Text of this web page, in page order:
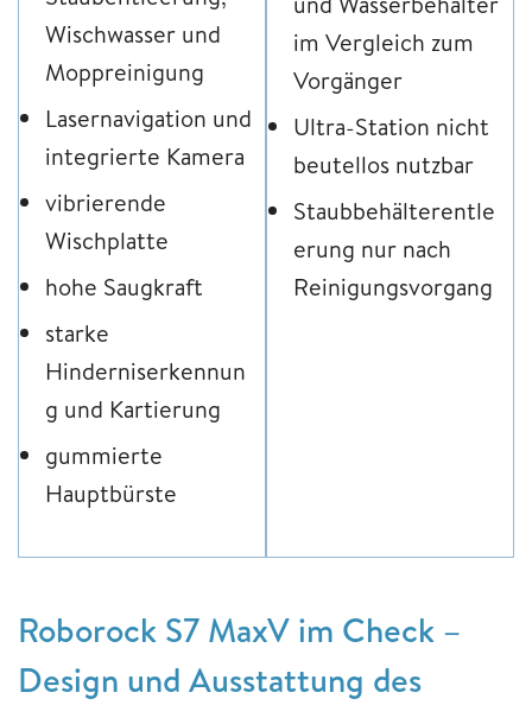
Wischwasser und
Moppreinigung
Lasernavigation und
integrierte Kamera
vibrierende
Wischplatte
hohe Saugkraft
starke
Hinderniserkennun
g und Kartierung
gummierte
Hauptbürste
im Vergleich zum
Vorgänger
Ultra-Station nicht
beutellos nutzbar
Staubbehälterentle
erung nur nach
Reinigungsvorgang
Roborock S7 MaxV im Check –
Design und Ausstattung des